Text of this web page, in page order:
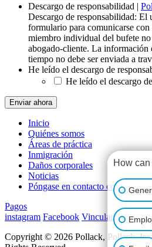
Descargo de responsabilidad |
Descargo de responsabilidad: El
formulario para comunicarse
miembro individual del bufete no
abogado-cliente. La información
tiempo no debe ser enviada a
He leído el descargo de
He leído el descargo
Inicio
Quiénes somos
Áreas de práctica
Inmigración
Daños corporales
Noticias
Póngase en contacto con
Pagos
instagram Facebook Vinculado a You
Copyright © 2026 Pollack, Pollack,
How